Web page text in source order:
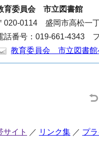
育委員会 市立図書館
020-0114 盛岡市高松一
話番号：019-661-4343
教育委員会 市立図書館
サイト リンク集 プ